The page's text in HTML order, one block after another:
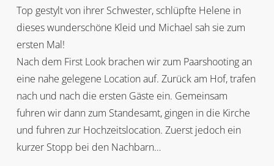
Top gestylt von ihrer Schwester, schlüpfte Helene in
dieses wunderschöne Kleid und Michael sah sie zum
ersten Mal!
Nach dem First Look brachen wir zum Paarshooting an
eine nahe gelegene Location auf. Zurück am Hof, trafen
nach und nach die ersten Gäste ein. Gemeinsam
fuhren wir dann zum Standesamt, gingen in die Kirche
und fuhren zur Hochzeitslocation. Zuerst jedoch ein
kurzer Stopp bei den Nachbarn…